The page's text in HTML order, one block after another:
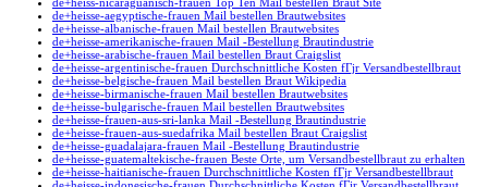
de+heiss-nicaraguanisch-frauen Top Ten Mail bestellen Braut Site
de+heisse-aegyptische-frauen Mail bestellen Brautwebsites
de+heisse-albanische-frauen Mail bestellen Brautwebsites
de+heisse-amerikanische-frauen Mail -Bestellung Brautindustrie
de+heisse-arabische-frauen Mail bestellen Braut Craigslist
de+heisse-argentinische-frauen Durchschnittliche Kosten fГјr Versandbestellbraut
de+heisse-belgische-frauen Mail bestellen Braut Wikipedia
de+heisse-birmanische-frauen Mail bestellen Brautwebsites
de+heisse-bulgarische-frauen Mail bestellen Brautwebsites
de+heisse-frauen-aus-sri-lanka Mail -Bestellung Brautindustrie
de+heisse-frauen-aus-suedafrika Mail bestellen Braut Craigslist
de+heisse-guadalajara-frauen Mail -Bestellung Brautindustrie
de+heisse-guatemaltekische-frauen Beste Orte, um Versandbestellbraut zu erhalten
de+heisse-haitianische-frauen Durchschnittliche Kosten fГјr Versandbestellbraut